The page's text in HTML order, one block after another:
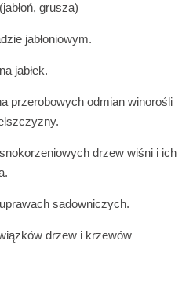
grusza)
jabłoniowym.
jabłek.
przerobowych odmian winorośli
drzew wiśni i ich
sadowniczych.
drzew i krzewów